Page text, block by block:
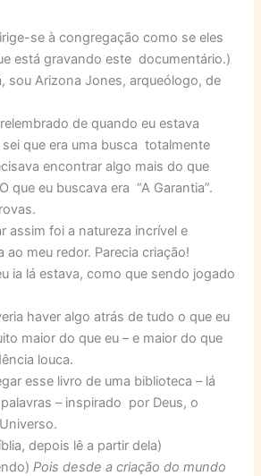
se à congregação como se eles
está gravando este documentário.)
sou Arizona Jones, arqueólogo, de
de quando eu estava
que era uma busca totalmente
encontrar algo mais do que
que eu buscava era “A Garantia”.
assim foi a natureza incrível e
ao meu redor. Parecia criação!
ia lá estava, como que sendo jogado
haver algo atrás de tudo o que eu
maior do que eu – e maior do que
louca.
esse livro de uma biblioteca – lá
– inspirado por Deus, o
depois lê a partir dela)
Pois desde a criação do mundo